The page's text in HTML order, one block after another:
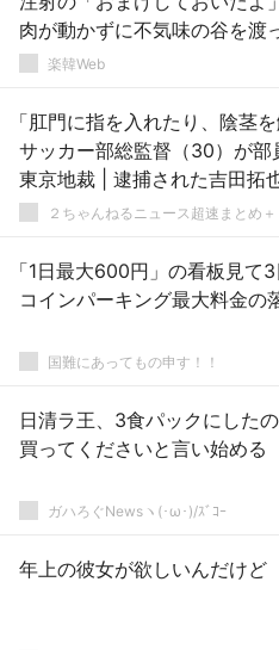
肉が動かずに不気味の谷を
韓国での整形あるあるのひと
楽韓Web
「肛門に指を入れたり、陰茎
サッカー部総監督（30）が
東京地裁 | 逮捕された吉田
２ちゃんねるニュース超速まとめ＋
「1日最大600円」の看板見て
国難にあってもの申す！！
日清ラ王、3食パックにした
買ってくださいと言い始める
ガハろぐNewsヽ(･ω･)/ｽﾞｺｰ
年上の彼女が欲しいんだけど